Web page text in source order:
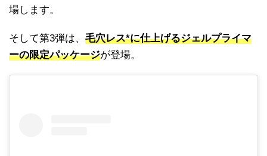
場します。
そして第3弾は、 毛穴レス*に仕上げるジェルプライマ
ーの限定パッケージが登場。